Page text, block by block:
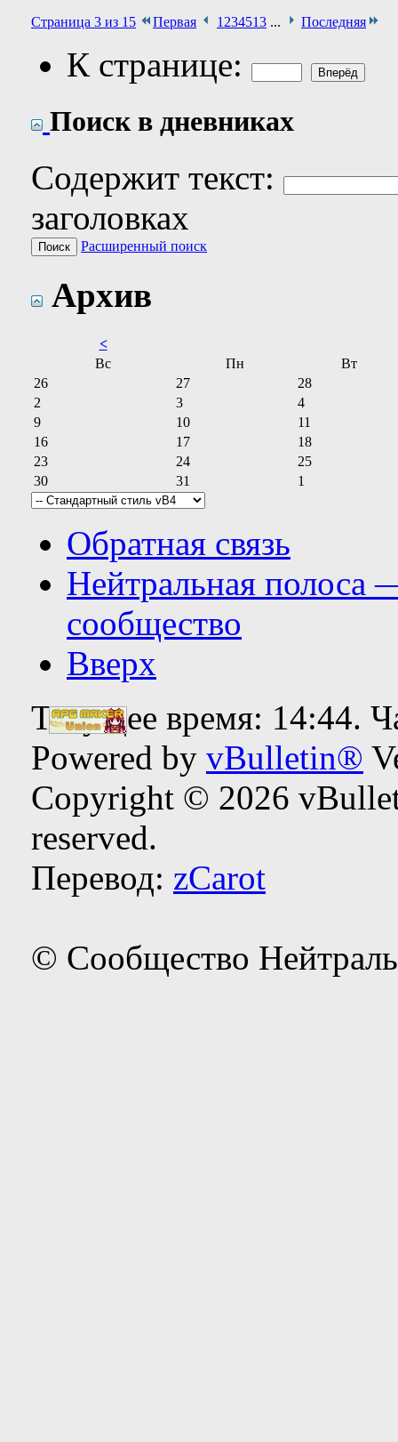
Страница 3 из 15 Первая 1234513 ... Последняя
К странице:
Поиск в дневниках
Содержит текст:
заголовках
Расширенный поиск
Архив
<
Вс
Пн
Вт
26
27
28
2
3
4
9
10
11
16
17
18
23
24
25
30
31 1
Обратная связь
Нейтральная полоса
сообщество
Вверх
Текущее время: 14:44.
Powered by vBulletin®
Copyright © 2026
reserved.
Перевод: zCarot
© Сообщество